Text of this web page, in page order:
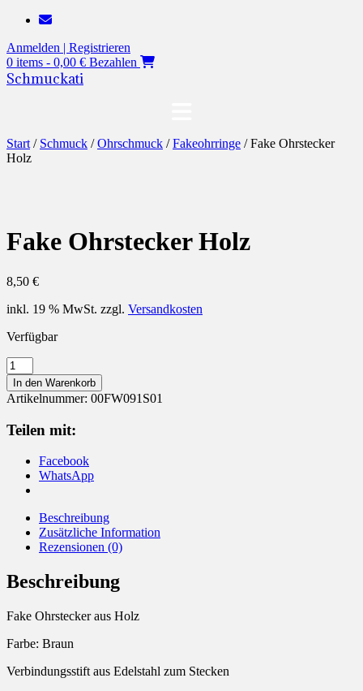
Zum
springen
Anmelden | Registrieren
0 items - 0,00 € Bezahlen
Schmuckati
Start / Schmuck /Ohrschmuck /Fakeohrringe / Fake Ohrstecker
Holz
Fake Ohrstecker Holz
8,50 €
inkl. 19 % MwSt. zzgl. Versandkosten
Verfügbar
Fake
Ohrstecker
Holz
Menge
In den Warenkorb
Artikelnummer: 00FW091S01
Teilen mit:
Facebook
WhatsApp
Beschreibung
Zusätzliche Information
Rezensionen (0)
Beschreibung
Fake Ohrstecker aus Holz
Farbe: Braun
Verbindungsstift aus Edelstahl zum Stecken